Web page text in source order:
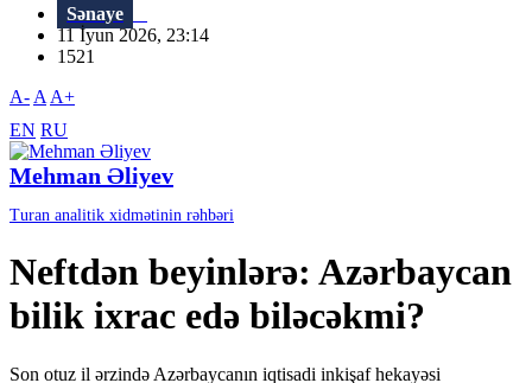
Sənaye
11 İyun 2026, 23:14
1521
A- A A+
EN RU
Mehman Əliyev
Turan analitik xidmətinin rəhbəri
Neftdən beyinlərə: Azərbaycan
bilik ixrac edə biləcəkmi?
Son otuz il ərzində Azərbaycanın iqtisadi inkişaf hekayəsi